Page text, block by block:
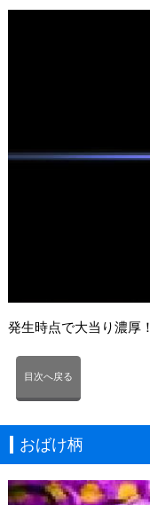
発生時点で大当り濃厚！
目次へ戻る
おばけ柄